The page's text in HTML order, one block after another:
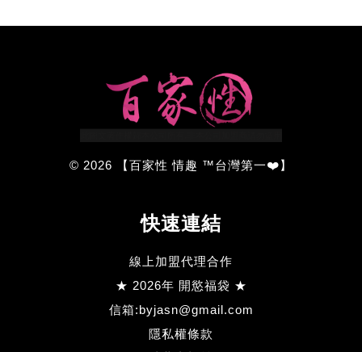
© 2026 【百家性 情趣 ™台灣第一❤️】
快速連結
線上加盟代理合作
★ 2026年 開慾福袋 ★
信箱:byjasn@gmail.com
隱私權條款